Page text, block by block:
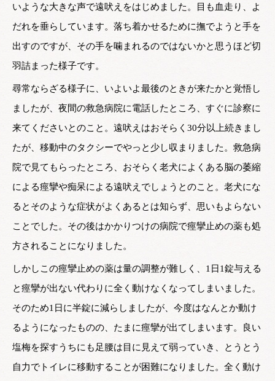
いような大きな声で遠吠えをはじめました。目も血走り、よ
だれを垂らしています。落ち着かせるために撫でようと手を
出すのですが、その手を噛まれるのではないかと思うほど切
羽詰まった様子です。
尋常ならざる様子に、いよいよ最後のときが来たかと覚悟し
ましたが、夜間の救急病院に電話したところ、すぐに診察に
来てくださいとのこと。遠吠えはおそらく30分以上続きまし
たが、移動中のタクシーでやっと少し収まりました。救急病
院で見てもらったところ、おそらく老犬によくある脳の萎縮
による痙攣や痴呆による遠吠えでしょうとのこと。老犬にな
るとそのような症状がよくあるとは知らず、思いもよらない
ことでした。その後はかかりつけの病院で痙攣止めの薬も処
方されることになりました。
しかしこの痙攣止めの薬は量の調整が難しく、1日1錠与える
と痙攣が出ない代わりに全く動けなくなってしまいました。
そのため1日に半錠に減らしましたが、今度はなんとか動け
るようになったものの、たまに痙攣が出てしまいます。良い
塩梅を探すうちにも足腰は目に見えて弱っていき、とうとう
自力でトイレに移動することが困難になりました。全く動け